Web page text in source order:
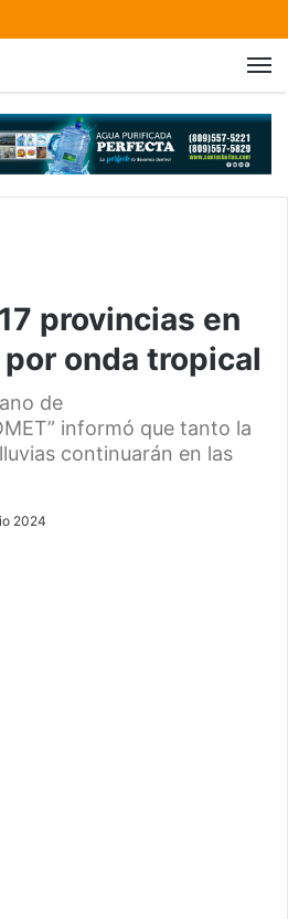
provincias en
onda tropical
de
informó que tanto la
continuarán en las
2024